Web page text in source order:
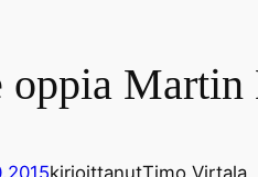
Martin
kirjoittanutTimo Virtala